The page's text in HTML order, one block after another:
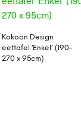
Kokoon Design
eettafel ‘Enkel’ (190-
270 x 95cm)